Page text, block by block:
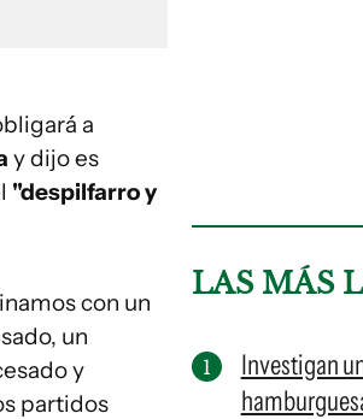
a
y dijo es
"despilfarro y
con un
un
y
partidos
LAS MÁS
Investigan